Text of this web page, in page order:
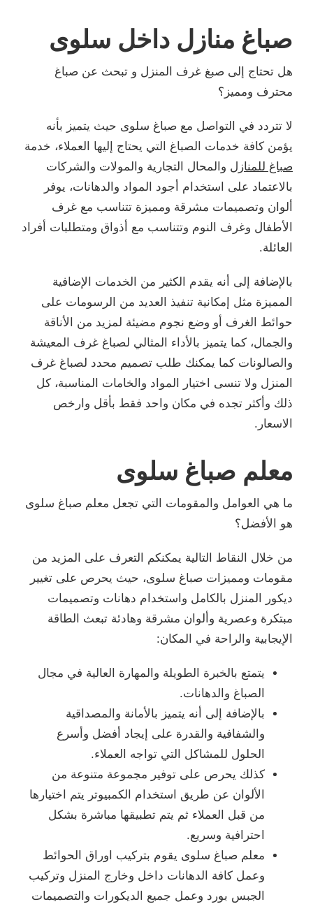
صباغ منازل داخل سلوى
هل تحتاج إلى صبغ غرف المنزل و تبحث عن صباغ
محترف ومميز؟
لا تتردد في التواصل مع صباغ سلوى حيث يتميز بأنه
يؤمن كافة خدمات الصباغ التي يحتاج إليها العملاء، خدمة
صباغ للمنازل والمحال التجارية والمولات والشركات
بالاعتماد على استخدام أجود المواد والدهانات، يوفر
ألوان وتصميمات مشرقة ومميزة تتناسب مع غرف
الأطفال وغرف النوم وتتناسب مع أذواق ومتطلبات أفراد
العائلة.
بالإضافة إلى أنه يقدم الكثير من الخدمات الإضافية
المميزة مثل إمكانية تنفيذ العديد من الرسومات على
حوائط الغرف أو وضع نجوم مضيئة لمزيد من الأناقة
والجمال، كما يتميز بالأداء المثالي لصباغ غرف المعيشة
والصالونات كما يمكنك طلب تصميم محدد لصباغ غرف
المنزل ولا تنسى اختيار المواد والخامات المناسبة، كل
ذلك وأكثر تجده في مكان واحد فقط بأقل وارخص
الاسعار.
معلم صباغ سلوى
ما هي العوامل والمقومات التي تجعل معلم صباغ سلوى
هو الأفضل؟
من خلال النقاط التالية يمكنكم التعرف على المزيد من
مقومات ومميزات صباغ سلوى، حيث يحرص على تغيير
ديكور المنزل بالكامل واستخدام دهانات وتصميمات
مبتكرة وعصرية وألوان مشرقة وهادئة تبعث الطاقة
الإيجابية والراحة في المكان:
يتمتع بالخبرة الطويلة والمهارة العالية في مجال
الصباغ والدهانات.
بالإضافة إلى أنه يتميز بالأمانة والمصداقية
والشفافية والقدرة على إيجاد أفضل وأسرع
الحلول للمشاكل التي تواجه العملاء.
كذلك يحرص على توفير مجموعة متنوعة من
الألوان عن طريق استخدام الكمبيوتر يتم اختيارها
من قبل العملاء ثم يتم تطبيقها مباشرة بشكل
احترافية وسريع.
معلم صباغ سلوى يقوم بتركيب اوراق الحوائط
وعمل كافة الدهانات داخل وخارج المنزل وتركيب
الجبس بورد وعمل جميع الديكورات والتصميمات